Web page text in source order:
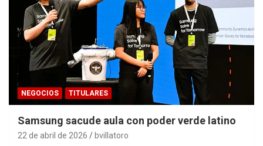
NEGOCIOS TITULARES
Samsung sacude aula con poder verde latino
22 de abril de 2026 bvillatoro